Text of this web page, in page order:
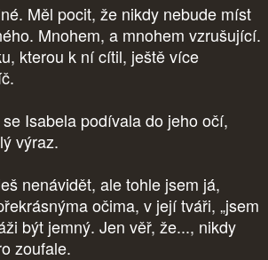
Měl pocit, že nikdy nebude míst
Mnohem, a mnohem vzrušující.
kterou k ní cítil, ještě více
Isabela podívala do jeho očí,
výraz.
nenávidět, ale tohle jsem já,
očima, v její tváři, „jsem
být jemný. Jen věř, že..., nikdy
zoufale.